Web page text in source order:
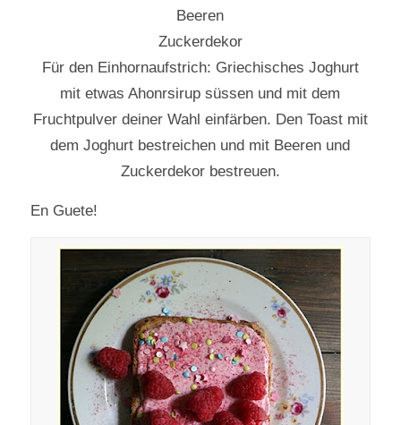
Beeren
Zuckerdekor
Für den Einhornaufstrich: Griechisches Joghurt
mit etwas Ahonrsirup süssen und mit dem
Fruchtpulver deiner Wahl einfärben. Den Toast mit
dem Joghurt bestreichen und mit Beeren und
Zuckerdekor bestreuen.
En Guete!